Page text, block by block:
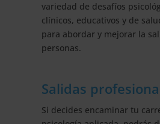
variedad de desafíos
clínicos, educativos y de
para abordar y mejorar la
personas.
Salidas
Si decides encaminar tu